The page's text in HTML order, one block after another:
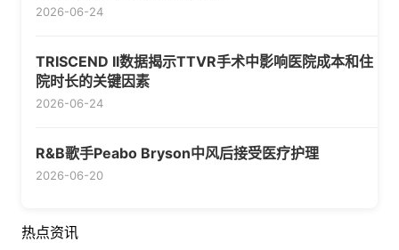
2026-06-24
TRISCEND II数据揭示TTVR手术中影响医院成本和住
院时长的关键因素
2026-06-24
R&B歌手Peabo Bryson中风后接受医疗护理
2026-06-20
热点资讯